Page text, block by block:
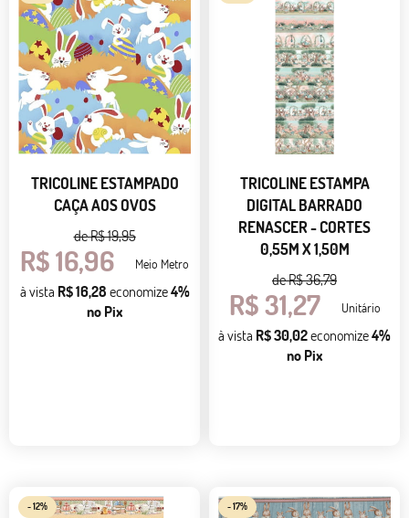
TRICOLINE ESTAMPADO
CAÇA AOS OVOS
deR$ 19,95
R$ 16,96 Meio Metro
à vista R$ 16,28 economize4%
no Pix
TRICOLINE ESTAMPA
DIGITAL BARRADO
RENASCER - CORTES
0,55M X 1,50M
deR$ 36,79
R$ 31,27 Unitário
à vista R$ 30,02economize4%
no Pix
- 12% - 17%